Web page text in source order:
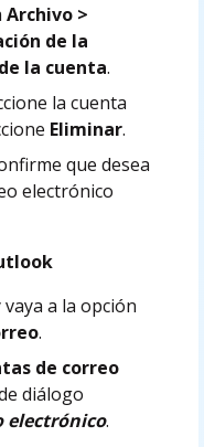
Archivo >
de la
la cuenta.
la cuenta
Eliminar.
que desea
electrónico
a la opción
.
de correo
diálogo
electrónico.